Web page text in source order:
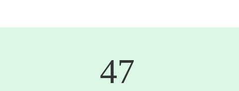
50